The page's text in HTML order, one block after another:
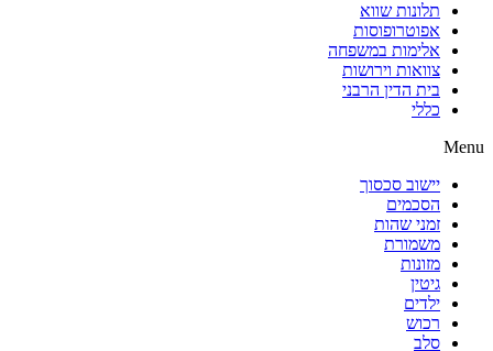
תלונות שווא
אפוטרופוסות
אלימות במשפחה
צוואות וירושות
בית הדין הרבני
כללי
Menu
יישוב סכסוך
הסכמים
זמני שהות
משמורת
מזונות
גיטין
ילדים
רכוש
סלב